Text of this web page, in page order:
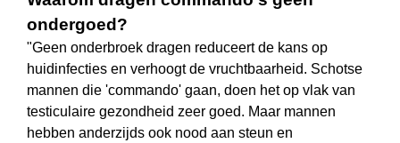
ondergoed?
"Geen onderbroek dragen reduceert de kans op
huidinfecties en verhoogt de vruchtbaarheid. Schotse
mannen die 'commando' gaan, doen het op vlak van
testiculaire gezondheid zeer goed. Maar mannen
hebben anderzijds ook nood aan steun en